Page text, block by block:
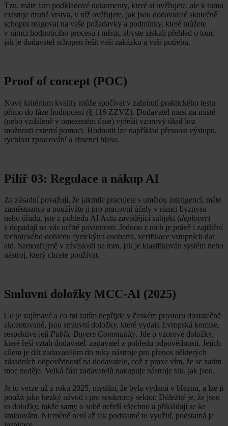
Tzn. máte tam podkladové dokumenty, které si ověřujete, ale k tomu
existuje druhá vrstva, v níž ověřujete, jak jsou dodavatelé skutečně
schopni reagovat na vaše požadavky a podmínky, které můžete
v rámci hodnoticího procesu i měnit, abyste získali přehled o tom,
jak je dodavatel schopen řešit vaši zakázku a vaši potřebu.
Proof of concept (POC)
Nové kritérium kvality může spočívat v zahrnutí praktického testu
přímo do fáze hodnocení (§ 116 ZZVZ). Dodavatel musí na místě
(nebo vzdáleně v omezeném čase) vyřešit vzorový úkol bez
možnosti externí pomoci. Hodnotit lze například přesnost výstupu,
rychlost zpracování a absenci biasu.
Pilíř 03: Regulace a nákup AI
Za zásadní považuji, že jakmile pracujete s umělou inteligencí, máte
zaměstnance a používáte ji pro pracovní účely v rámci byznysu
nebo úřadu, jste z pohledu AI Actu zavádějící subjekt (deployer)
a dopadají na vás určité povinnosti. Jednou z nich je právě i zajištění
technického dohledu fyzickými osobami, verifikace vstupních dat
atd. Samozřejmě v závislosti na tom, jak je klasifikován systém nebo
nástroj, který chcete používat.
Smluvní doložky MCC-AI (2025)
Co je zajímavé a co mi zatím nepřijde v českém prostoru dostatečně
akcentované, jsou smluvní doložky, které vydala Evropská komise,
respektive její Public Buyers Community. Jde o vzorové doložky,
které řeší vztah dodavatel–zadavatel z pohledu odpovědnosti. Jejich
cílem je dát zadavatelům do ruky nástroje pro přenos některých
zásadních odpovědností na dodavatele, což z praxe vím, že se zatím
moc neděje. Velká část zadavatelů nakupuje nástroje tak, jak jsou.
Je to verze už z roku 2025, myslím, že byla vydaná v březnu, a lze ji
použít jako hezký návod i pro soukromý sektor. Důležité je, že jsou
to doložky, takže samy o sobě neřeší všechno a přikládají se ke
smlouvám. Nicméně není až tak podstatné to využití, podstatná je